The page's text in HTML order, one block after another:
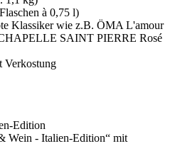
à 0,75 l)
Klassiker wie z.B. ÖMA L'amour
SAINT PIERRE Rosé
Verkostung
Wein - Italien-Edition“ mit